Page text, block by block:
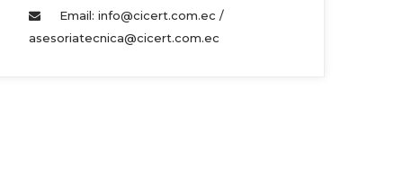
Email: info@cicert.com.ec /
asesoriatecnica@cicert.com.ec